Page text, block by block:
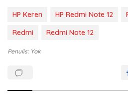
HP Keren HP Redmi Note 12
Redmi
Redmi Note 12
Penulis: Yok